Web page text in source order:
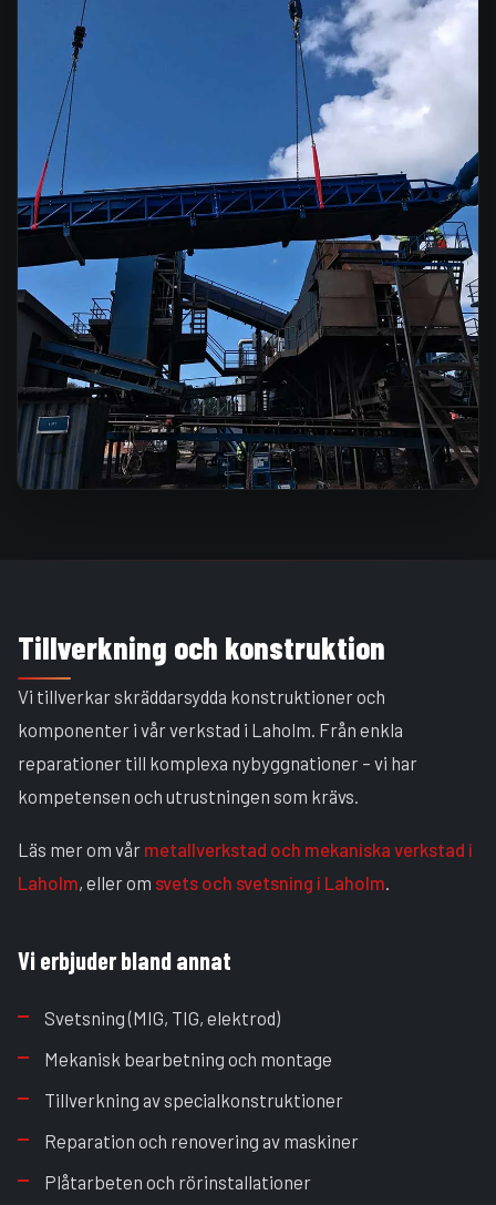
Tillverkning och konstruktion
Vi tillverkar skräddarsydda konstruktioner och
komponenter i vår verkstad i Laholm. Från enkla
reparationer till komplexa nybyggnationer – vi har
kompetensen och utrustningen som krävs.
Läs mer om vår metallverkstad och mekaniska verkstad i
Laholm, eller om svets och svetsning i Laholm
Vi erbjuder bland annat
Svetsning (MIG, TIG, elektrod)
Mekanisk bearbetning och montage
Tillverkning av specialkonstruktioner
Reparation och renovering av maskiner
Plåtarbeten och rörinstallationer